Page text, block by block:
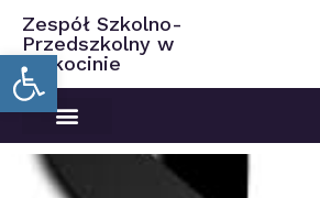
Open toolbar
Zespół Szkolno-
Przedszkolny w
Ciekocinie